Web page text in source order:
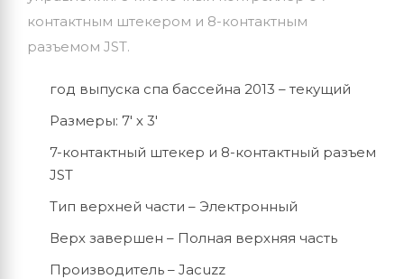
контактным штекером и 8-контактным
разъемом JST.
год выпуска спа бассейна 2013 – текущий
Размеры: 7′ х 3′
7-контактный штекер и 8-контактный разъем
JST
Тип верхней части – Электронный
Верх завершен – Полная верхняя часть
Производитель – Jacuzz